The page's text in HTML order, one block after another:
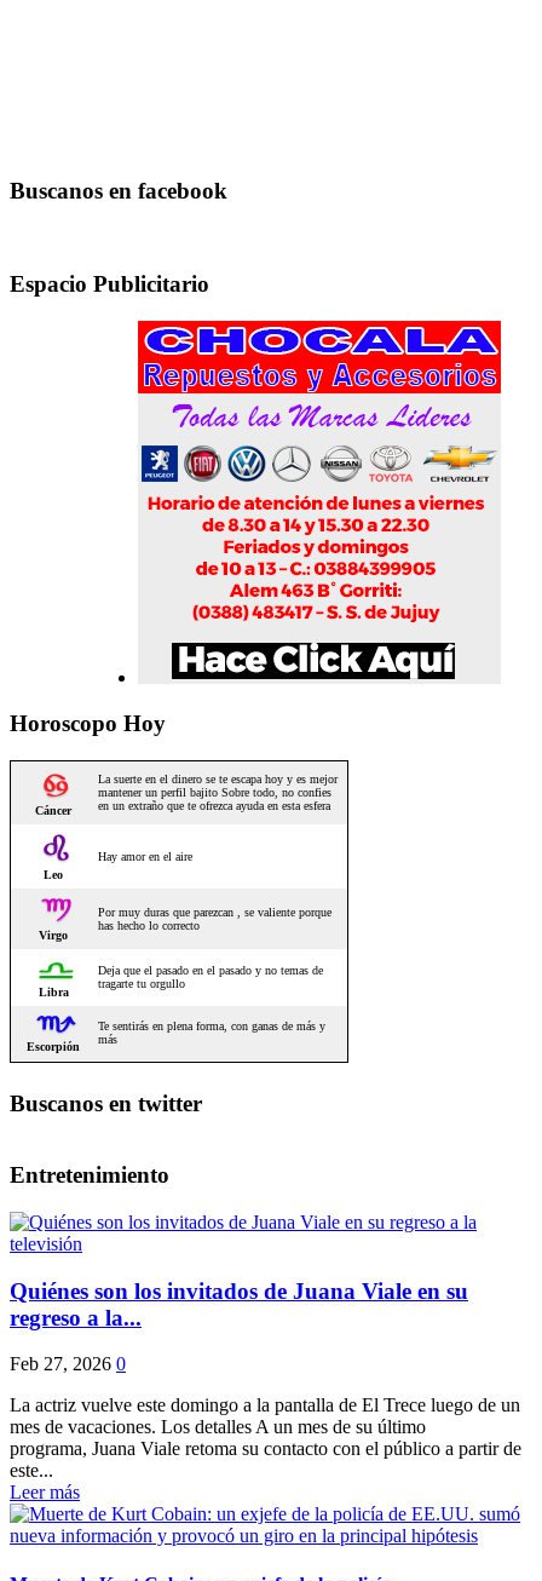
Buscanos en facebook
Espacio Publicitario
Horoscopo Hoy
Buscanos en twitter
Entretenimiento
Quiénes son los invitados de Juana Viale en su
regreso a la...
Feb 27, 2026 0
La actriz vuelve este domingo a la pantalla de El Trece luego de un
mes de vacaciones. Los detalles A un mes de su último
programa, Juana Viale retoma su contacto con el público a partir de
este...
Leer más